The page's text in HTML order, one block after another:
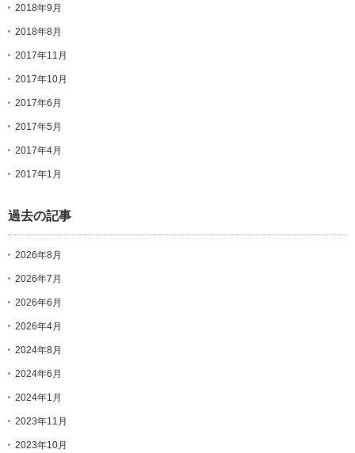
2018年9月
2018年8月
2017年11月
2017年10月
2017年6月
2017年5月
2017年4月
2017年1月
過去の記事
2026年8月
2026年7月
2026年6月
2026年4月
2024年8月
2024年6月
2024年1月
2023年11月
2023年10月